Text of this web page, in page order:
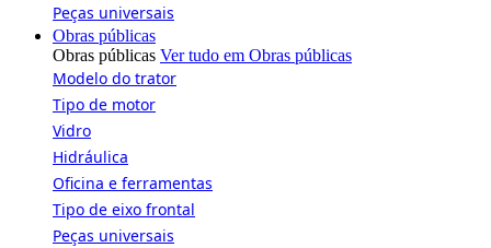
Peças universais
Obras públicas
Obras públicas Ver tudo em Obras públicas
Modelo do trator
Tipo de motor
Vidro
Hidráulica
Oficina e ferramentas
Tipo de eixo frontal
Peças universais